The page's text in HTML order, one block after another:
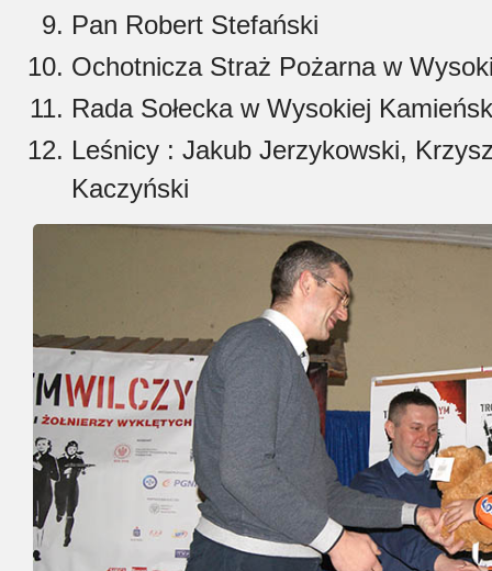
Pan Robert Stefański
Ochotnicza Straż Pożarna w
Rada Sołecka w Wysokiej
Leśnicy : Jakub Jerzykowski,
Kaczyński